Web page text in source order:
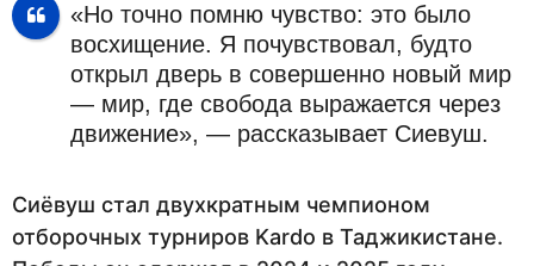
«Но точно помню чувство: это было
восхищение. Я почувствовал, будто
открыл дверь в совершенно новый мир
— мир, где свобода выражается через
движение», — рассказывает Сиевуш.
Сиёвуш стал двухкратным чемпионом
отборочных турниров Kardo в Таджикистане.